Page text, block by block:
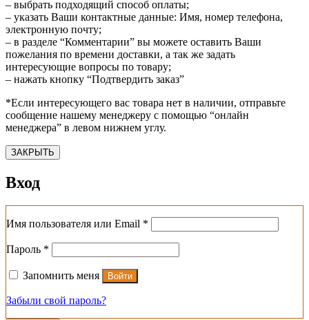
– выбрать подходящий способ оплаты;
– указать Ваши контактные данные: Имя, номер телефона,
электронную почту;
– в разделе “Комментарии” вы можете оставить Ваши
пожелания по времени доставки, а так же задать
интересующие вопросы по товару;
– нажать кнопку “Подтвердить заказ”
*Если интересующего вас товара нет в наличии, отправьте
сообщение нашему менеджеру с помощью “онлайн
менеджера” в левом нижнем углу.
ЗАКРЫТЬ
Вход
Имя пользователя или Email *
Пароль *
Запомнить меня Войти
Забыли свой пароль?